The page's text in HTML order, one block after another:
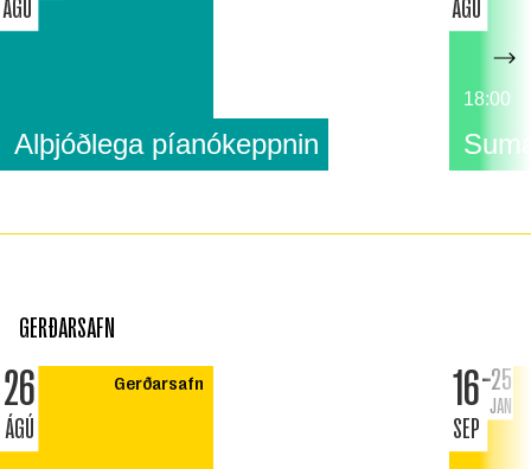
ÁGÚ
Alþjóðlega píanókeppnin
ÁGÚ
18:00
GERÐARSAFN
26
ÁGÚ
Gerðarsafn 16
SEP
25
JAN